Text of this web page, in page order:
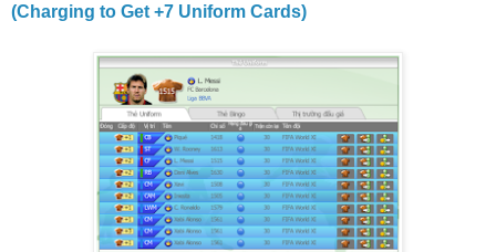
(Charging to Get +7 Uniform Cards)